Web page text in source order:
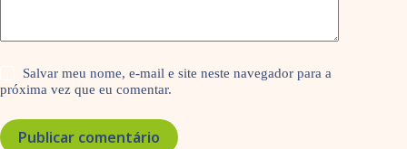
Salvar meu nome, e-mail e site neste navegador para a
próxima vez que eu comentar.
Publicar comentário